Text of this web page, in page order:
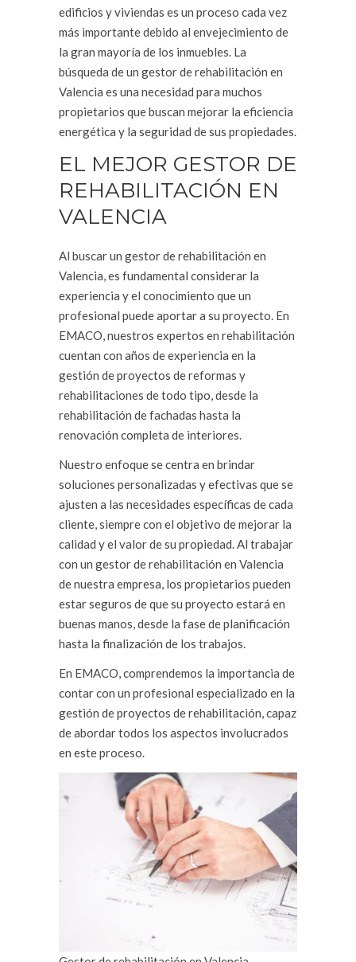
edificios y viviendas es un proceso cada vez
más importante debido al envejecimiento de
la gran mayoría de los inmuebles. La
búsqueda de un gestor de rehabilitación en
Valencia es una necesidad para muchos
propietarios que buscan mejorar la eficiencia
energética y la seguridad de sus propiedades.
EL MEJOR GESTOR DE
REHABILITACIÓN EN
VALENCIA
Al buscar un gestor de rehabilitación en
Valencia, es fundamental considerar la
experiencia y el conocimiento que un
profesional puede aportar a su proyecto. En
EMACO, nuestros expertos en rehabilitación
cuentan con años de experiencia en la
gestión de proyectos de reformas y
rehabilitaciones de todo tipo, desde la
rehabilitación de fachadas hasta la
renovación completa de interiores.
Nuestro enfoque se centra en brindar
soluciones personalizadas y efectivas que se
ajusten a las necesidades específicas de cada
cliente, siempre con el objetivo de mejorar la
calidad y el valor de su propiedad. Al trabajar
con un gestor de rehabilitación en Valencia
de nuestra empresa, los propietarios pueden
estar seguros de que su proyecto estará en
buenas manos, desde la fase de planificación
hasta la finalización de los trabajos.
En EMACO, comprendemos la importancia de
contar con un profesional especializado en la
gestión de proyectos de rehabilitación, capaz
de abordar todos los aspectos involucrados
en este proceso.